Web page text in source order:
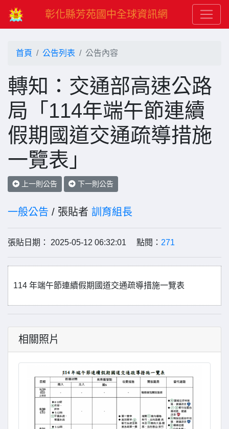
彰化縣芳苑國中全球資訊網
首頁 公告列表 公告內容
轉知：交通部高速公路
局「114年端午節連續
假期國道交通疏導措施
一覽表」
上一則公告 下一則公告
一般公告 / 張貼者 訓育組長
張貼日期： 2025-05-12 06:32:01 點閱： 271
114 年端午節連續假期國道交通疏導措施一覽表
相關照片